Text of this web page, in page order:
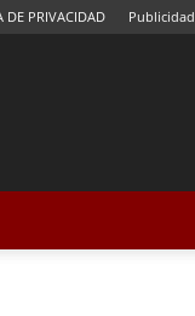
DE PRIVACIDAD Publicidad